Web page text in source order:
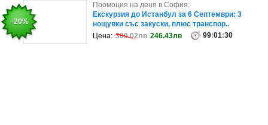
-33%
Промоция на деня в София:
Цял ден летен релакс в Банкя през Септември:
Ползване на басейн с минералн..
Цена: 29.34лв 19.56лв 99 :01:26
-20%
Промоция на деня в София:
Екскурзия до Истанбул за 6 Септември: 3
нощувки със закуски, плюс транспор..
Цена: 309.02лв 246.43лв 99:01:30